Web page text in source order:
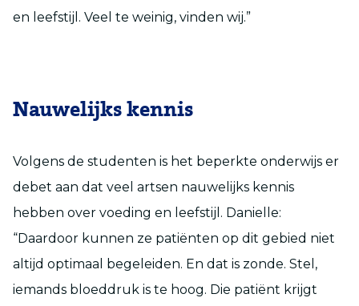
en leefstijl. Veel te weinig, vinden wij.”
Nauwelijks kennis
Volgens de studenten is het beperkte onderwijs er
debet aan dat veel artsen nauwelijks kennis
hebben over voeding en leefstijl. Danielle:
“Daardoor kunnen ze patiënten op dit gebied niet
altijd optimaal begeleiden. En dat is zonde. Stel,
iemands bloeddruk is te hoog. Die patiënt krijgt